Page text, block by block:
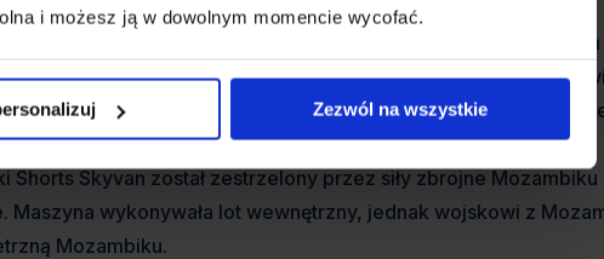
i możesz ją w dowolnym momencie wycofać.
Zezwól na wszystkie
w 1964 roku, początkowo jako oddział Central
stały się niezależne. Od samego początku istnienia Air
Wyjątek stanowiły dalekobieżne loty do Londynu, ale
Shorts Skyvan został zestrzelony przez siły zbrojne
Maszyna wykonywała lot wewnętrzny, jednak wojskowi z
Mozambiku.